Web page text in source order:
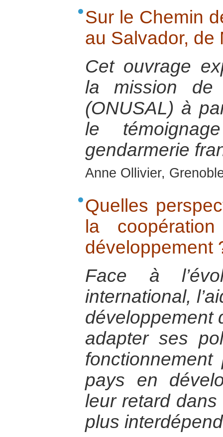
Sur le Chemin
au Salvador, de
Cet ouvrage
la mission de
(ONUSAL) à
le
gendarmerie
Anne Ollivier,
Quelles
la
développement
Face à
international,
développement
adapter ses
pays en
leur retard
plus